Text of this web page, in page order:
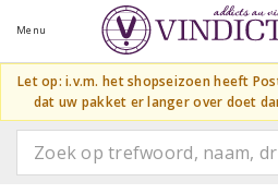
Menu
Let op: i.v.m. het shopseizoen heeft
dat uw pakket er langer over doet